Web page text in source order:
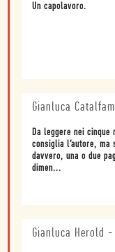
Un capolavoro.
Gianluca
Da leggere nei
consiglia l’autore,
davvero, una o due
dimen...
Gianluca Herold -